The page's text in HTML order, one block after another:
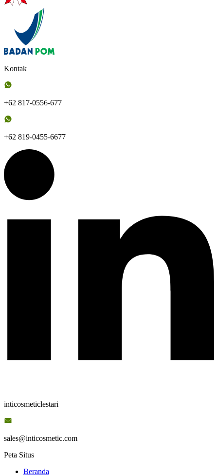
Kontak
+62 817-0556-677
+62 819-0455-6677
inticosmeticlestari
sales@inticosmetic.com
Peta Situs
Beranda